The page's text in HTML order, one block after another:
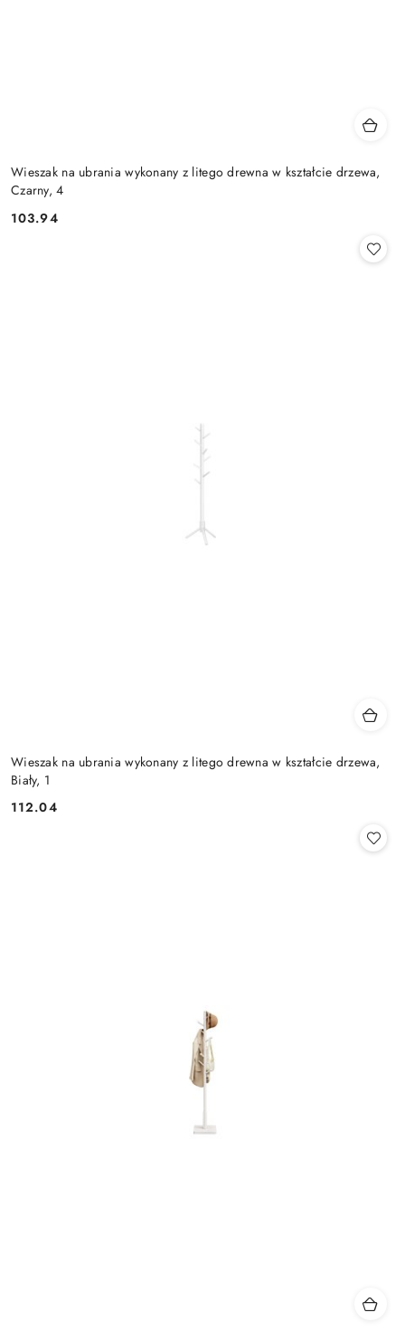
Wieszak na ubrania wykonany z litego drewna w kształcie drzewa,
Czarny, 4
Cena:
103.94
Wieszak na ubrania wykonany z litego drewna w kształcie drzewa,
Biały, 1
Cena:
112.04